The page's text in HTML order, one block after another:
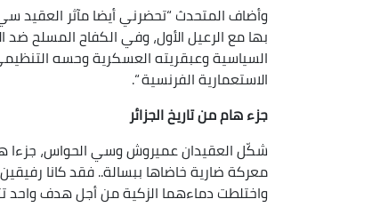
وأضاف المتحدث “تحضرني أيضا مآثر العقيد
بها مع الرعيل الأول، وفي الكفاح المسلح ضد
السياسية وعبقريته العسكرية وحسه
الاستعمارية الفرنسية “.
جزء هام من تاريخ الجزائر
شكّل العقيدان عميروش وسي الحواس، جزءا
معركة ضارية خاضاها ببسالة.. فقد كانا
واختلطت دماءهما الزكية من أجل هدف واحد